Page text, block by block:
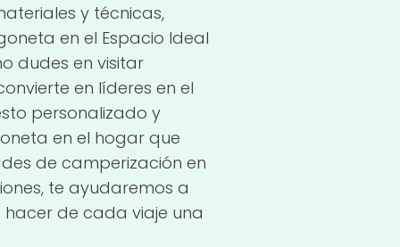
y técnicas,
en el Espacio Ideal
dudes en visitar
en líderes en el
personalizado y
en el hogar que
de camperización en
te ayudaremos a
de cada viaje una